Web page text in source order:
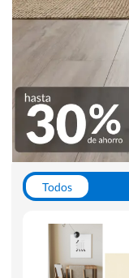
Todos
WC y Sanitarios
Pinturas